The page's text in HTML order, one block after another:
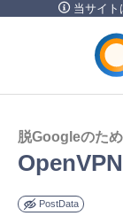
ス
当サイト
脱Googleのた
PostData